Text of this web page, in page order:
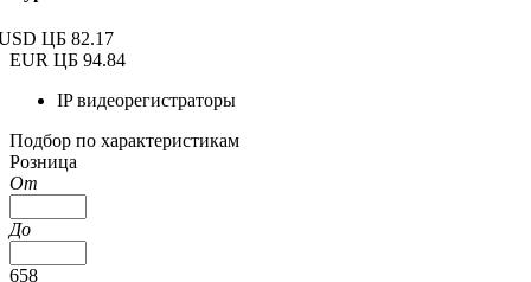
ЦБ 82.17
EUR ЦБ 94.84
IP видеорегистраторы
Подбор по характеристикам
Розница
От
До
658